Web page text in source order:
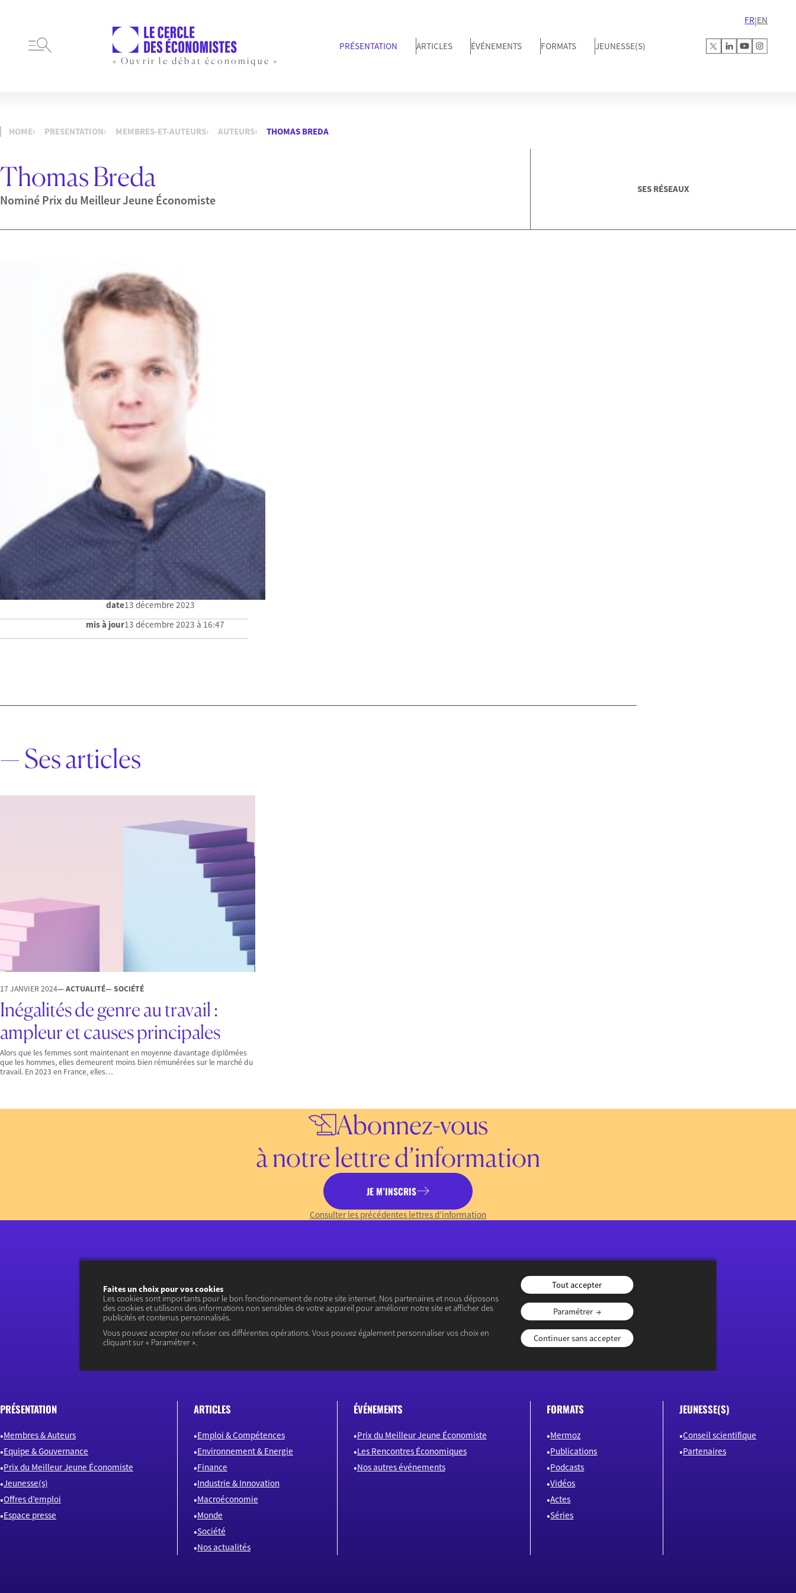
« Ouvrir le débat économique »
PRÉSENTATION ARTICLES ÉVÉNEMENTS FORMATS JEUNESSE(S)
FR|EN
HOME PRESENTATION MEMBRES-ET-AUTEURS AUTEURS THOMAS BREDA
Thomas Breda
Nominé Prix du Meilleur Jeune Économiste
SES RÉSEAUX
date13 décembre 2023
mis à jour13 décembre 2023 à 16:47
— Ses articles
17 JANVIER 2024— ACTUALITÉ— SOCIÉTÉ
Inégalités de genre au travail :
ampleur et causes principales
Alors que les femmes sont maintenant en moyenne davantage diplômées
que les hommes, elles demeurent moins bien rémunérées sur le marché du
travail. En 2023 en France, elles…
Abonnez-vous
à notre lettre d’information
JE M’INSCRIS
Consulter les précédentes lettres d’information
« Ouvrir le débat économique »
PRÉSENTATION
Membres & Auteurs
Equipe & Gouvernance
Prix du Meilleur Jeune Économiste
Jeunesse(s)
Offres d’emploi
Espace presse
ARTICLES
Emploi & Compétences
Environnement & Energie
Finance
Industrie & Innovation
Macroéconomie
Monde
Société
Nos actualités
ÉVÉNEMENTS
Prix du Meilleur Jeune Économiste
Les Rencontres Économiques
Nos autres événements
FORMATS
Mermoz
Publications
Podcasts
Vidéos
Actes
Séries
JEUNESSE(S)
Conseil scientifique
Partenaires
Faites un choix pour vos cookies
Les cookies sont importants pour le bon fonctionnement de notre site internet. Nos partenaires et nous déposons
des cookies et utilisons des informations non sensibles de votre appareil pour améliorer notre site et afficher des
publicités et contenus personnalisés.
Vous pouvez accepter ou refuser ces différentes opérations. Vous pouvez également personnaliser vos choix en
cliquant sur « Paramétrer ».
Tout accepter
Paramétrer
Continuer sans accepter